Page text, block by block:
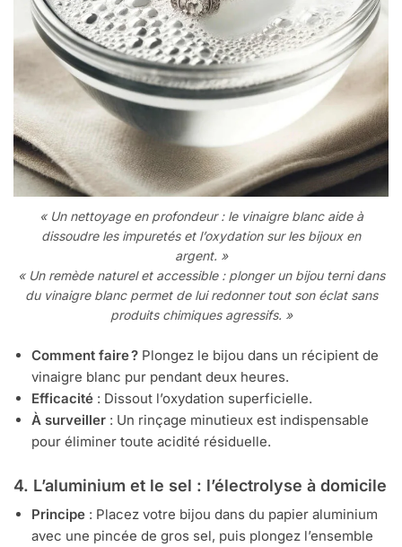
« Un nettoyage en profondeur : le vinaigre blanc aide à
dissoudre les impuretés et l’oxydation sur les bijoux en
argent. »
« Un remède naturel et accessible : plonger un bijou terni dans
du vinaigre blanc permet de lui redonner tout son éclat sans
produits chimiques agressifs. »
Comment faire ? Plongez le bijou dans un récipient de
vinaigre blanc pur pendant deux heures.
Efficacité : Dissout l’oxydation superficielle.
À surveiller : Un rinçage minutieux est indispensable
pour éliminer toute acidité résiduelle.
4. L’aluminium et le sel : l’électrolyse à domicile
Principe : Placez votre bijou dans du papier aluminium
avec une pincée de gros sel, puis plongez l’ensemble